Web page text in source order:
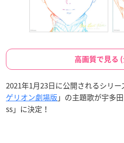
高画質で見る
2021年1月23日に公開されるシリ
ゲリオン劇場版 」の主題歌が宇多
ss」に決定！